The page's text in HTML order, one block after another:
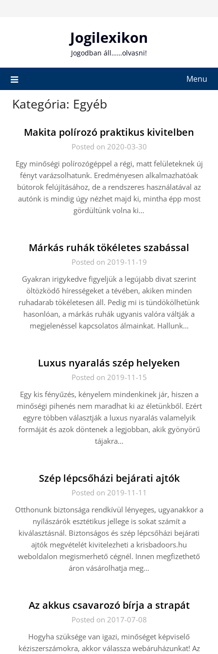
Jogilexikon
Jogodban áll……olvasni!
Menu
Kategória: Egyéb
Makita polírozó praktikus kivitelben
Posted on 2020-03-30
Egy minőségi polírozógéppel a régi, matt felületeknek új
fényt varázsolhatunk. Eredményesen alkalmazhatóak
bútorok felújításához, de a rendszeres használatával az
autónk is mindig úgy nézhet majd ki, mintha épp most
gördültünk volna ki…
Márkás ruhák tökéletes szabással
Posted on 2019-11-19
Gyakran irigykedve figyeljük a legújabb divat szerint
öltözködő hírességeket a tévében, akiken minden
ruhadarab tökéletesen áll. Pedig mi is tündökölhetünk
hasonlóan, a márkás ruhák ugyanis valóra váltják a
megjelenéssel kapcsolatos álmainkat. Hallunk…
Luxus nyaralás szép helyeken
Posted on 2019-11-15
Egy kis fényűzés, kényelem mindenkinek jár, hiszen a
minőségi pihenés nem maradhat ki az életünkből. Ezért
egyre többen választják a luxus nyaralás valamelyik
formáját és azok döntenek a legjobban, akik gyönyörű
tájakra…
Szép lépcsőházi bejárati ajtók
Posted on 2019-11-11
Otthonunk biztonsága rendkívül lényeges, ugyanakkor a
nyílászárók esztétikus jellege is sokat számít a
kiválasztásnál. Biztonságos és szép lépcsőházi bejárati
ajtók megvételét kivitelezheti a krisbadoors.hu
weboldalon megismerhető cégnél. Innen megfizethető
áron vásárolhatja meg…
Az akkus csavarozó bírja a strapát
Posted on 2017-07-08
Hogyha szüksége van igazi, minőséget képviselő
kéziszerszámokra, akkor válassza webáruházunkat! Az